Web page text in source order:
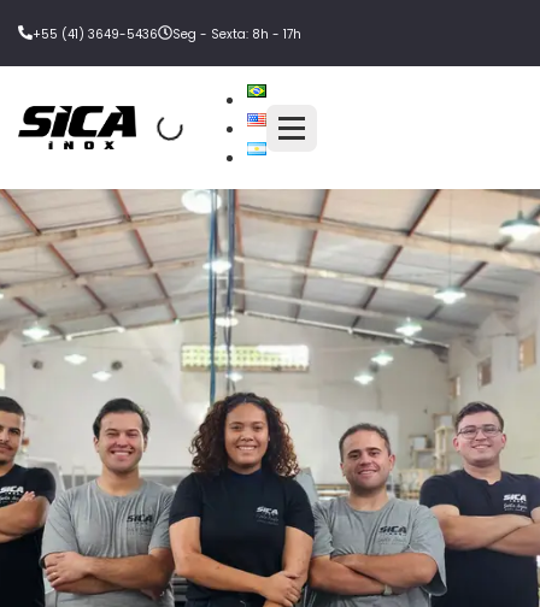
+55 (41) 3649-5436 Seg - Sexta: 8h - 17h